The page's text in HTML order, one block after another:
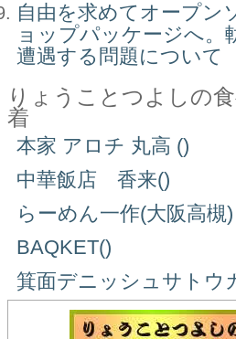
自由を求めてオープン
ョップパッケージへ。
遭遇する問題について
りょうことつよしの
着
本家 アロチ 丸高 ()
中華飯店 香来()
らーめん一作(大阪高槻)
BAQKET()
箕面デニッシュサトウ